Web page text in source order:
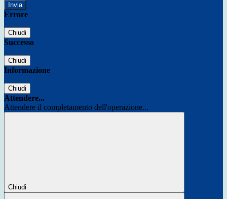
Errore
Chiudi
Successo
Chiudi
Informazione
Chiudi
Attendere...
Attendere il completamento dell'operazione...
Chiudi